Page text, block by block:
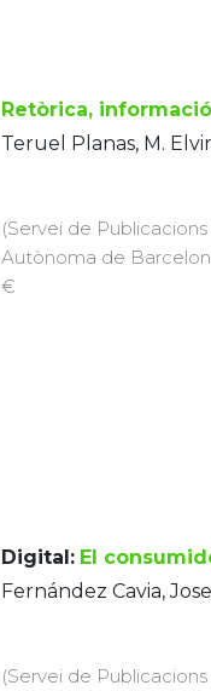
Retòrica,
Teruel Planas, M.
(Servei de
Autònoma de
€
Digital: El
Fernández Cavia,
(Servei de